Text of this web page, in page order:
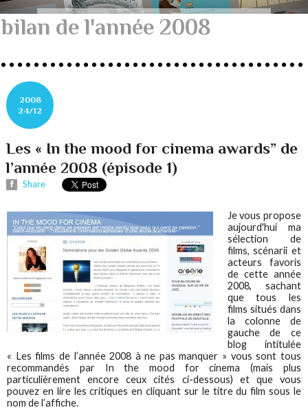
bilan de l'année 2008
2008
24/12
Les « In the mood for cinema awards” de
l’année 2008 (épisode 1)
Share
Je vous propose
aujourd'hui ma
sélection de
films, scénarii et
acteurs favoris
de cette année
2008, sachant
que tous les
films situés dans
la colonne de
gauche de ce
blog intitulée
« Les films de l’année 2008 à ne pas manquer » vous sont tous
recommandés par In the mood for cinema (mais plus
particulièrement encore ceux cités ci-dessous) et que vous
pouvez en lire les critiques en cliquant sur le titre du film sous le
nom de l’affiche.